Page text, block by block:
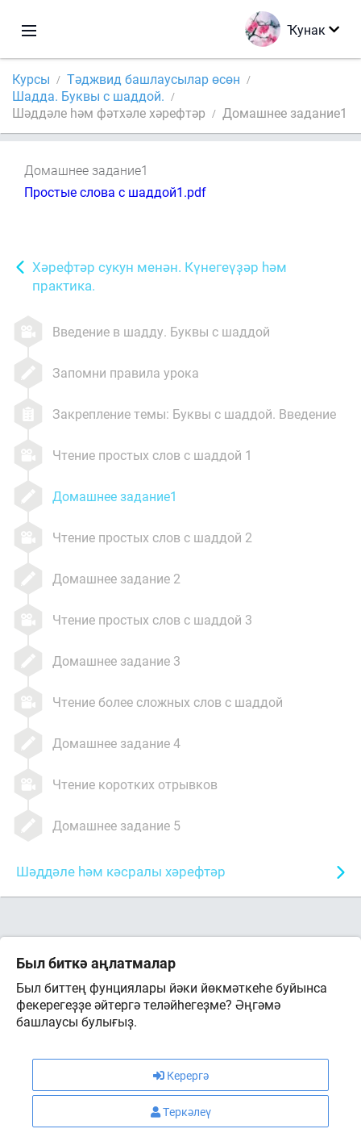
Ҡунак
Курсы
Тәджвид башлаусылар өсөн
Шадда. Буквы с шаддой.
Шәддәле һәм фәтхәле хәрефтәр
Домашнее задание1
Хәрефтәр сукун менән. Күнегеүҙәр һәм
практика.
Введение в шадду. Буквы с шаддой
Запомни правила урока
Закрепление темы: Буквы с шаддой. Введение
Чтение простых слов с шаддой 1
Домашнее задание1
Чтение простых слов с шаддой 2
Домашнее задание 2
Чтение простых слов с шаддой 3
Домашнее задание 3
Чтение более сложных слов с шаддой
Домашнее задание 4
Чтение коротких отрывков
Домашнее задание 5
Шәддәле һәм кәсралы хәрефтәр
Домашнее задание1
Простые слова с шаддой1.pdf
Был биткә аңлатмалар
Был биттең фунциялары йәки йөкмәткеһе буйынса
фекерегеҙҙе әйтергә теләйһегеҙме? Әңгәмә
башлаусы булығыҙ.
Керергә
Теркәлеү